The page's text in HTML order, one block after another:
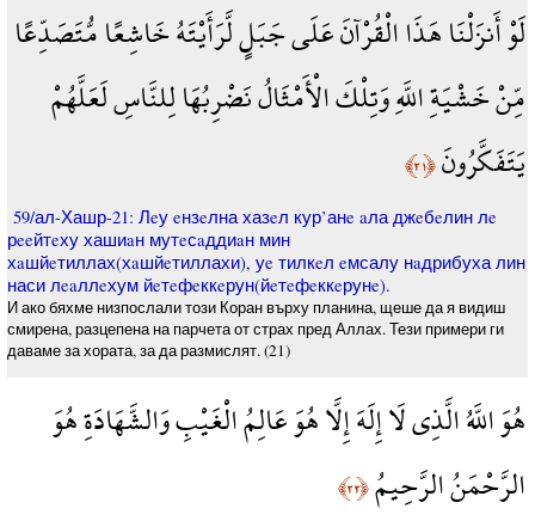
لَوْ أَنزَلْنَا هَذَا الْقُرْآنَ عَلَى جَبَلٍ لَّرَأَيْتَهُ خَاشِعًا مُّتَصَدِّعًا
مِّنْ خَشْيَةِ اللَّهِ وَتِلْكَ الْأَمْثَالُ نَضْرِبُهَا لِلنَّاسِ لَعَلَّهُمْ
يَتَفَكَّرُونَ﴿٢١﴾
59/ал-Хашр-21: Лeу eнзeлна хазeл кур’анe aла джeбeлин лe
рeeйтeху хашиaн мутeсaддиaн мин
хaшйeтиллах(хaшйeтиллахи), уe тилкeл eмсалу нaдрибуха лин
наси лeaллeхум йeтeфeккeрун(йeтeфeккeрунe).
И ако бяхме низпослали този Коран върху планина, щеше да я видиш
смирена, разцепена на парчета от страх пред Аллах. Тези примери ги
даваме за хората, за да размислят. (21)
هُوَ اللَّهُ الَّذِي لَا إِلَهَ إِلَّا هُوَ عَالِمُ الْغَيْبِ وَالشَّهَادَةِ هُوَ
الرَّحْمَنُ الرَّحِيمُ﴿٢٢﴾